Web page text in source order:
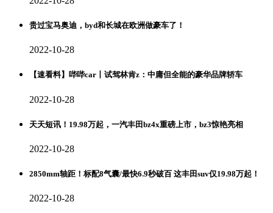
贵过宝马奥迪，byd和长城在欧洲做豪车了！
2022-10-28
【速看料】哔哔car丨试驾林肯z：中庸但全能的豪华品牌轿车
2022-10-28
天天短讯！19.98万起，一汽丰田bz4x重磅上市，bz3惊艳亮相
2022-10-28
2850mm轴距！标配8气囊/最快6.9秒破百 这丰田suv仅19.98万起！
2022-10-28